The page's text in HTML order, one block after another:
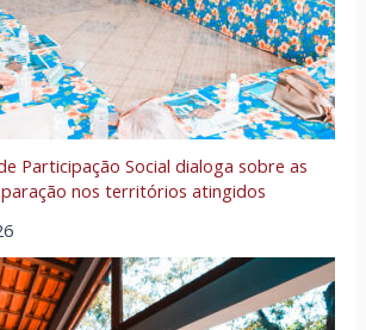
Participação Social dialoga sobre as
nos territórios atingidos